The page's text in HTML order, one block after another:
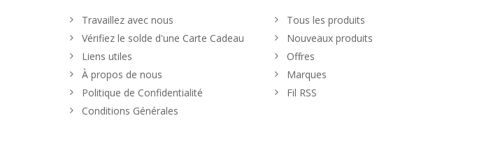
Travaillez avec nous
Vérifiez le solde d'une Carte Cadeau
Liens utiles
À propos de nous
Politique de Confidentialité
Conditions Générales
Tous les produits
Nouveaux produits
Offres
Marques
Fil RSS